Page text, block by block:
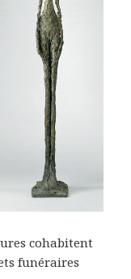
cohabitent
funéraires